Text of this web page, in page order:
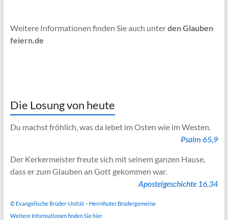
Weitere Informationen finden Sie auch unterden Glauben
feiern.de
Die Losung von heute
Du machst fröhlich, was da lebet im Osten wie im Westen.
Psalm 65,9
Der Kerkermeister freute sich mit seinem ganzen Hause,
dass er zum Glauben an Gott gekommen war.
Apostelgeschichte 16,34
© Evangelische Brüder-Unität – Herrnhuter Brüdergemeine
Weitere Informationen finden Sie hier